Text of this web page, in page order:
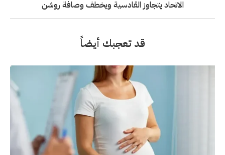
الاتحاد يتجاوز القادسية ويخطف وصافة روشن
قد تعجبك أيضاً